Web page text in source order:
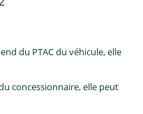
du PTAC du véhicule, elle
concessionnaire, elle peut